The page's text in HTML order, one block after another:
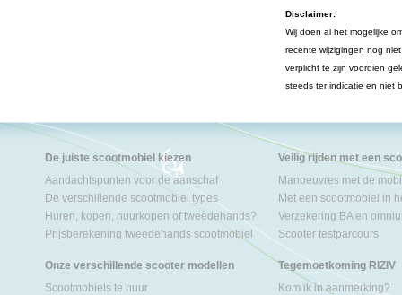
Disclaimer:
Wij doen al het mogelijke
recente wijzigingen nog
verplicht te zijn voordien
steeds ter indicatie en niet
De juiste scootmobiel kiezen
Aandachtspunten voor de aanschaf
De verschillende scootmobiel types
Huren, kopen, huurkopen of tweedehands?
Prijsberekening tweedehands scootmobiel
Onze verschillende scooter modellen
Scootmobiels te huur
Veilig rijden met een
Manoeuvres met de
Met een scootmobiel in
Verzekering BA en
Scooter testparcours
Tegemoetkoming RIZIV
Kom ik in aanmerking?